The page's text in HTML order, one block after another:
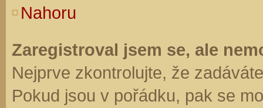
Nahoru
Zaregistroval jsem se, ale
Nejprve zkontrolujte, že
Pokud jsou v pořádku, pak se